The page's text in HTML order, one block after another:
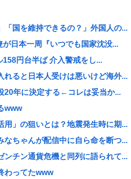
「国を維持できるの？」外国人の...
が日本一周『いつでも国家沈没...
158円台半ば 介入警戒をし...
れると日本人受けは悪いけど海外...
20年に決定する←コレは妥当か...
www
用」の狙いとは？地震発生時に期...
なちゃんが配信中に自ら命を断つ...
ンチン通貨危機と同列に語られて...
わってたwww